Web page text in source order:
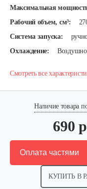
Максимальная
Рабочий объем, см³:
Система запуска:
Охлаждение:
Смотреть все
690
Наличие товара
КУПИТЬ В
Оплата частями